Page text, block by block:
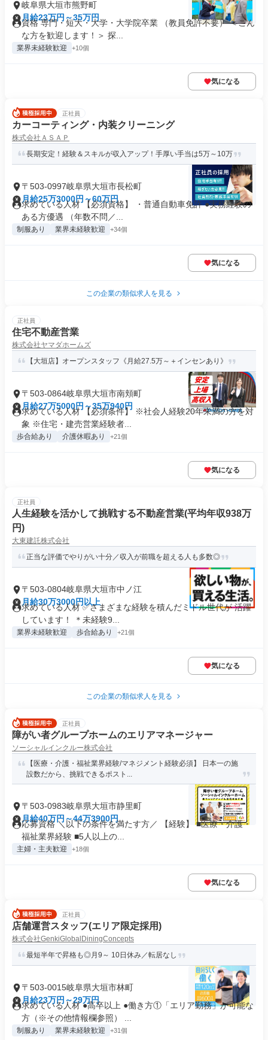
岐阜県大垣市熊野町
月給23万円～35万円
資格 専門・短大・大学・大学院卒業 （教員免許不要） ＜こん
な方を歓迎します！＞ 探...
業界未経験歓迎 +10個
気になる
正社員
カーコーティング・内装クリーニング
株式会社ＡＳＡＰ
長期安定！経験＆スキルが収入アップ！手厚い手当は5万～10万
〒503-0997岐阜県大垣市長松町
月給25万3000円～60万円
求めている人材 【必須資格】 ・普通自動車免許 ●実務経験の
ある方優遇 （年数不問／...
制服あり 業界未経験歓迎 +34個
気になる
この企業の類似求人を見る
正社員
住宅不動産営業
株式会社ヤマダホームズ
【大垣店】オープンスタッフ《月給27.5万～＋インセンあり》
〒503-0864岐阜県大垣市南頬町
月給27万5000円～35万940円
求めている人材 【必須条件】 ※社会人経験20年未満の方を対
象 ※住宅・建売営業経験者...
歩合給あり 介護休暇あり +21個
気になる
正社員
人生経験を活かして挑戦する不動産営業(平均年収938万
円)
大東建託株式会社
正当な評価でやりがい十分／収入が前職を超える人も多数◎
〒503-0804岐阜県大垣市中ノ江
月給30万3000円以上
求めている人材 ✅さまざまな経験を積んだミドル世代が 活躍
しています！ ＊未経験9...
業界未経験歓迎 歩合給あり +21個
気になる
この企業の類似求人を見る
正社員
障がい者グループホームのエリアマネージャー
ソーシャルインクルー株式会社
【医療・介護・福祉業界経験/マネジメント経験必須】 日本一の施
設数だから、挑戦できるポスト...
〒503-0983岐阜県大垣市静里町
月給40万円～44万3900円
応募資格 ＼以下の条件を満たす方／ 【経験】 ■医療・介護・
福祉業界経験 ■5人以上の...
主婦・主夫歓迎 +18個
気になる
正社員
店舗運営スタッフ(エリア限定採用)
株式会社GenkiGlobalDiningConcepts
最短半年で昇格も◎月9～ 10日休み／転居なし
〒503-0015岐阜県大垣市林町
月給23万円～29万円
求めている人材 ●高卒以上 ●働き方①「エリア勤務」が可能な
方（※その他情報欄参照） ...
制服あり 業界未経験歓迎 +31個